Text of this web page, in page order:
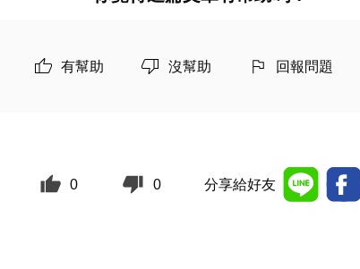
有幫助 沒幫助 回報問題
0 0 分享給好友